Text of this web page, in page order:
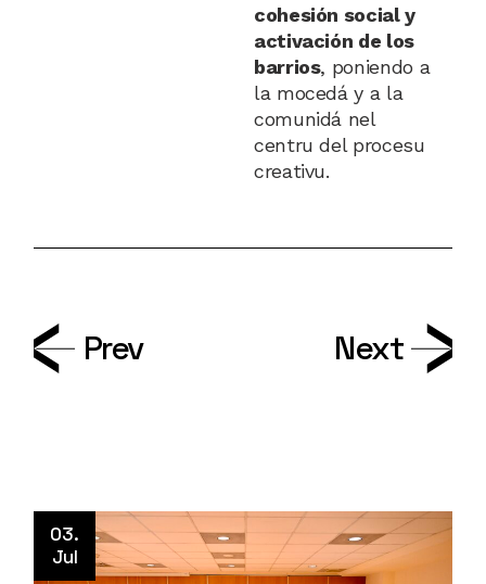
cohesión social y
activación de los
barrios, poniendo a
la mocedá y a la
comunidá nel
centru del procesu
creativu.
Prev Next
03.
Jul